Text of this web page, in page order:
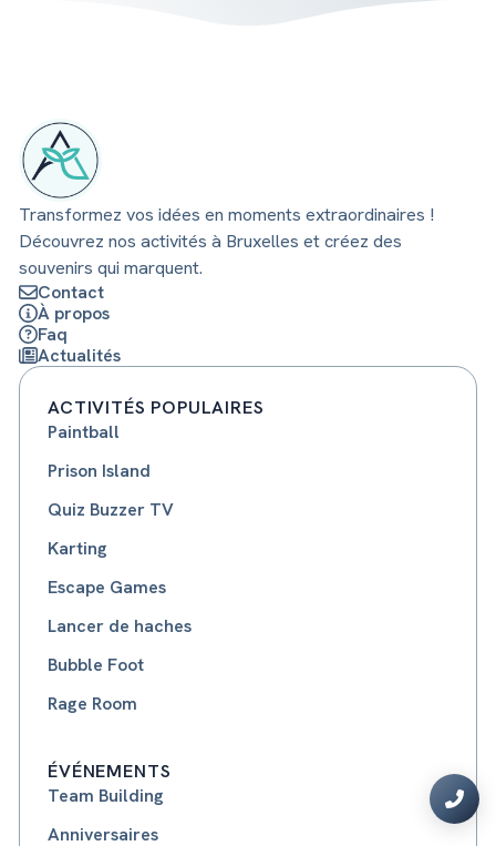
Transformez vos idées en moments extraordinaires !
Découvrez nos activités à Bruxelles et créez des
souvenirs qui marquent.
Contact
À propos
Faq
Actualités
ACTIVITÉS POPULAIRES
Paintball
Prison Island
Quiz Buzzer TV
Karting
Escape Games
Lancer de haches
Bubble Foot
Rage Room
ÉVÉNEMENTS
Team Building
Anniversaires